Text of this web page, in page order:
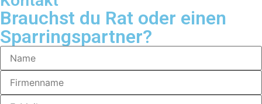
Brauchst du Rat oder einen
Sparringspartner?